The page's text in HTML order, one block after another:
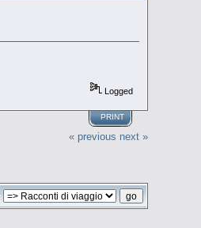
Logged
PRINT
« previous next »